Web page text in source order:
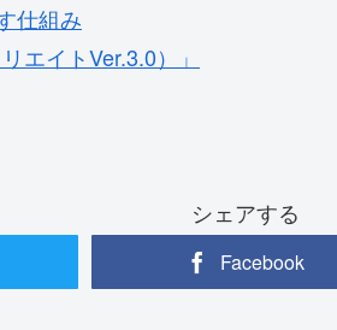
仕組み
エイトVer.3.0）」
シェアする
Facebook